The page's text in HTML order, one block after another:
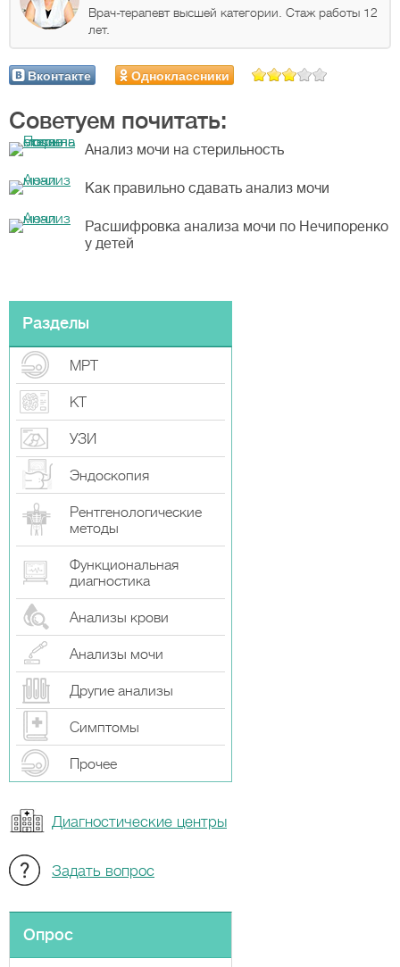
Врач-терапевт высшей категории. Стаж работы 12
лет.
Вконтакте Одноклассники
Советуем почитать:
Анализ мочи на стерильность
Как правильно сдавать анализ мочи
Расшифровка анализа мочи по Нечипоренко
у детей
Разделы
МРТ
КТ
УЗИ
Эндоскопия
Рентгенологические
методы
Функциональная
диагностика
Анализы крови
Анализы мочи
Другие анализы
Симптомы
Прочeе
Диагностические центры
Задать вопрос
Опрос